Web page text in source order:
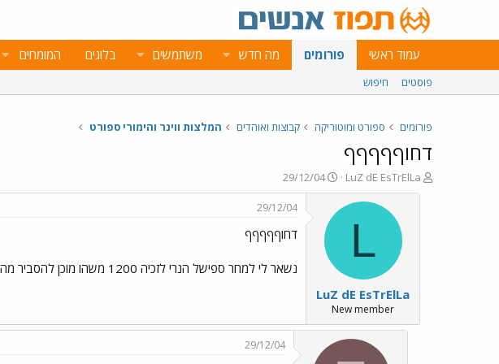
עמוד ראשי פורומים מה חדש משתמשים בלוגים המומחים
פוסטים חיפוש
פורומים ספורט ומוטוריקה קבוצות ואוהדים המלצות ווינר והימורי ספורט
דחוףףףףף
פ
ו
LuZ dE EsTrElLa
פ
ו
ם
ב
ר
ך
29/12/04
L
LuZ dE EsTrElLa
New member
29/12/04
דחוףףףףף
נשאר לי למחר ספישל הנרי לזכיה 1200 משהו מוכן להסביר מה זה נותנים יחס 2.45 שהוא לא יכובש שמתי 1 תסבירו קצת בקשה
29/12/04